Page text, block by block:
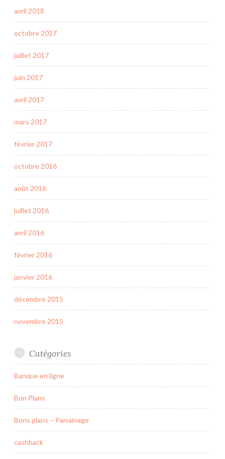
avril 2018
octobre 2017
juillet 2017
juin 2017
avril 2017
mars 2017
février 2017
octobre 2016
août 2016
juillet 2016
avril 2016
février 2016
janvier 2016
décembre 2015
novembre 2015
Catégories
Banque en ligne
Bon Plans
Bons plans – Parrainage
cashback